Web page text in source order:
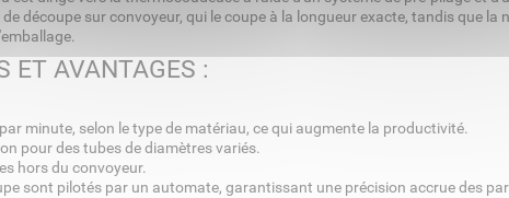
découpe sur convoyeur, qui le coupe à la longueur exacte, tandis que
ET AVANTAGES :
minute, selon le type de matériau, ce qui augmente la productivité.
pour des tubes de diamètres variés.
hors du convoyeur.
sont pilotés par un automate, garantissant une précision accrue des